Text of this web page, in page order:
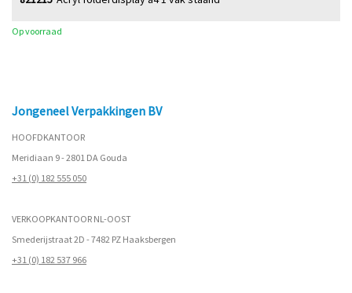
Op voorraad
Jongeneel Verpakkingen BV
HOOFDKANTOOR
Meridiaan 9 - 2801 DA Gouda
+31 (0) 182 555 050
VERKOOPKANTOOR NL-OOST
Smederijstraat 2D - 7482 PZ Haaksbergen
+31 (0) 182 537 966